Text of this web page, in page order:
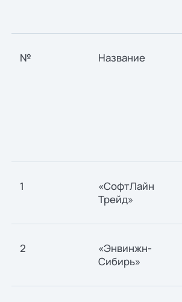
№ Название
1
«СофтЛайн
Трейд»
2
«Энвинжн-
Сибирь»